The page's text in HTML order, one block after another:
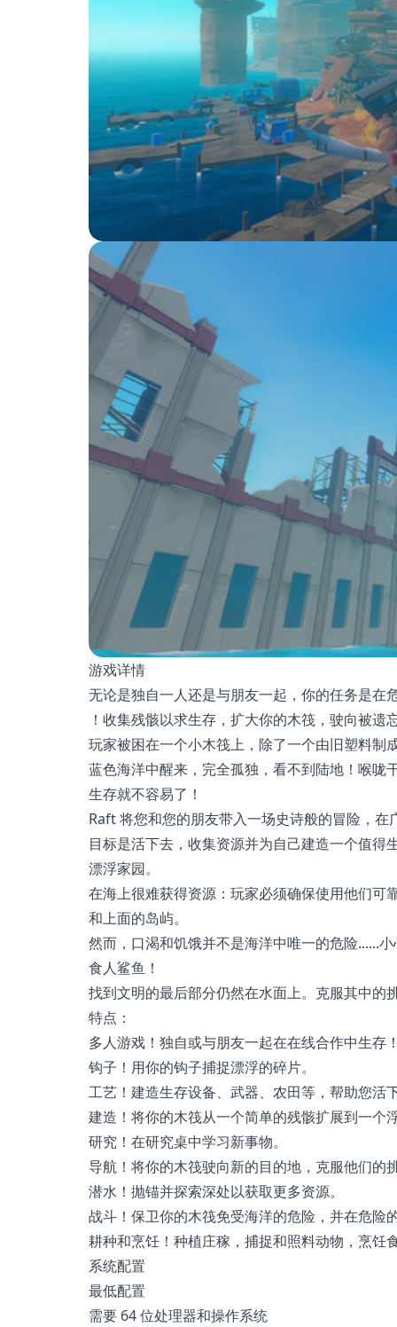
游戏详情
无论是独自一人还是与朋友一起，你的任务是在
！收集残骸以求生存，扩大你的木筏，驶向被遗
玩家被困在一个小木筏上，除了一个由旧塑料制
蓝色海洋中醒来，完全孤独，看不到陆地！喉咙
生存就不容易了！
Raft 将您和您的朋友带入一场史诗般的冒险，在
目标是活下去，收集资源并为自己建造一个值得
漂浮家园。
在海上很难获得资源：玩家必须确保使用他们可
和上面的岛屿。
然而，口渴和饥饿并不是海洋中唯一的危险......
食人鲨鱼！
找到文明的最后部分仍然在水面上。克服其中的
特点：
多人游戏！独自或与朋友一起在在线合作中生存
钩子！用你的钩子捕捉漂浮的碎片。
工艺！建造生存设备、武器、农田等，帮助您活
建造！将你的木筏从一个简单的残骸扩展到一个
研究！在研究桌中学习新事物。
导航！将你的木筏驶向新的目的地，克服他们的
潜水！抛锚并探索深处以获取更多资源。
战斗！保卫你的木筏免受海洋的危险，并在危险
耕种和烹饪！种植庄稼，捕捉和照料动物，烹饪
系统配置
最低配置
需要 64 位处理器和操作系统